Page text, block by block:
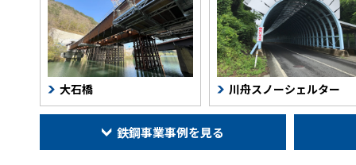
大石橋
大石橋 川舟スノーシェルター
川舟スノーシェルター
鉄鋼事業事例を見る